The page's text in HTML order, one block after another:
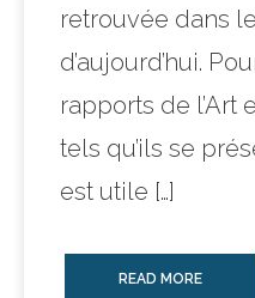
retrouvée dans
d’aujourd’hui.
rapports de l’Art
tels qu’ils se
est utile […]
READ MORE